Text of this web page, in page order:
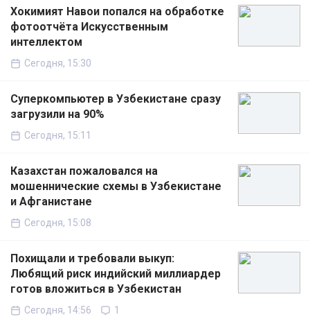
Хокимият Навои попался на обработке
фотоотчёта Искусственным
интеллектом
Сегодня, 15:30
Суперкомпьютер в Узбекистане сразу
загрузили на 90%
Сегодня, 15:11
Казахстан пожаловался на
мошеннические схемы в Узбекистане
и Афганистане
Сегодня, 15:08
Похищали и требовали выкуп:
Любящий риск индийский миллиардер
готов вложиться в Узбекистан
Сегодня, 14:56 1